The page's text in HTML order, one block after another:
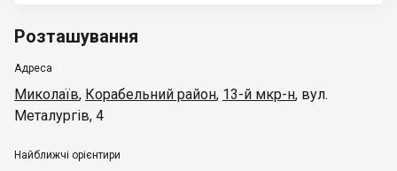
Розташування
Адреса
Миколаїв, Корабельний район, 13-й мкр-н, вул.
Металургів, 4
Найближчі орієнтири